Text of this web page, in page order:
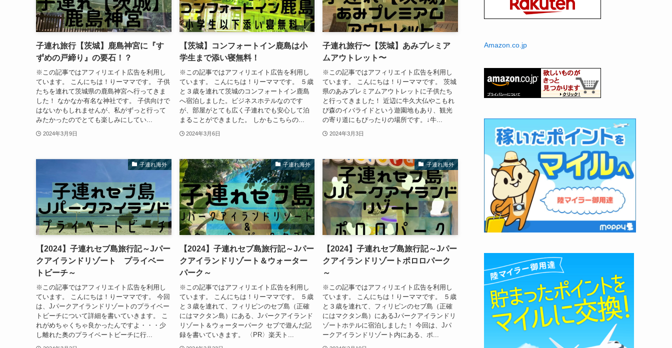
子連れ旅行【茨城】鹿島神宮に『す
ずめの戸締り』の要石！？
※この記事ではアフィリエイト広告を利用し
ています。 こんにちは！りーママです。 子供
たちを連れて茨城県の鹿島神宮へ行ってきま
した！ なかなか有名な神社です。 子供向けで
はないかもしれませんが、私がずっと行って
みたかったのでとても楽しみにしてい...
2024年3月9日
【茨城】コンフォートイン鹿島は小
学生まで添い寝無料！
※この記事ではアフィリエイト広告を利用し
ています。 こんにちは！りーママです。 ５歳
と３歳を連れて茨城のコンフォートイン鹿島
へ宿泊しました。ビジネスホテルなのです
が、部屋がとても広く子連れでも安心して泊
まることができました。 しかもこちらの...
2024年3月6日
子連れ旅行〜【茨城】あみプレミア
ムアウトレット〜
※この記事ではアフィリエイト広告を利用し
ています。 こんにちは！りーママです。 茨城
県のあみプレミアムアウトレットに子供たち
と行ってきました！ 近辺に牛久大仏やこもれ
び森のイバライドという遊園地もあり、観光
の寄り道にもぴったりの場所です。↓牛...
2024年3月3日
子連れ海外
【2024】子連れセブ島旅行記～Jパー
クアイランドリゾート プライベー
トビーチ～
※この記事ではアフィリエイト広告を利用し
ています。 こんにちは！りーママです。 今回
は、Jパークアイランドリゾートのプライベー
トビーチについて詳細を書いていきます。 こ
れがめちゃくちゃ良かったんですよ・・・少
し離れた奥のプライベートビーチに行...
子連れ海外
【2024】子連れセブ島旅行記～Jパー
クアイランドリゾート＆ウォーター
パーク～
※この記事ではアフィリエイト広告を利用し
ています。 こんにちは！りーママです。 ５歳
と３歳を連れて、フィリピンのセブ島（正確
にはマクタン島）にある、Jパークアイランド
リゾート＆ウォーターパーク セブで遊んだ記
録を書いていきます。 〈PR〉楽天ト...
子連れ海外
【2024】子連れセブ島旅行記～Jパー
クアイランドリゾートポロロパーク
～
※この記事ではアフィリエイト広告を利用し
ています。 こんにちは！りーママです。 ５歳
と３歳を連れて、フィリピンのセブ島（正確
にはマクタン島）にあるJパークアイランドリ
ゾートホテルに宿泊しました！ 今回は、Jパ
ークアイランドリゾート内にある、ポ...
Amazon.co.jp